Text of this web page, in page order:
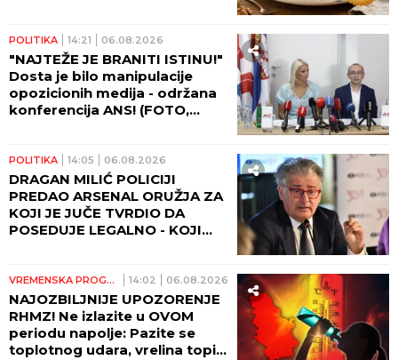
POLITIKA 14:21 06.08.2026
"NAJTEŽE JE BRANITI ISTINU!"
Dosta je bilo manipulacije
opozicionih medija - održana
konferencija ANS! (FOTO,
POLITIKA 14:05 06.08.2026
DRAGAN MILIĆ POLICIJI
PREDAO ARSENAL ORUŽJA ZA
KOJI JE JUČE TVRDIO DA
POSEDUJE LEGALNO - KOJI
VREMENSKA PROGNOZA 14:02 06.08.2026
NAJOZBILJNIJE UPOZORENJE
RHMZ! Ne izlazite u OVOM
periodu napolje: Pazite se
toplotnog udara, vrelina topi